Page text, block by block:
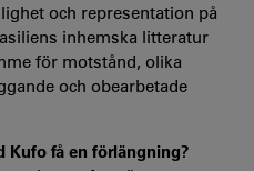
och representation på
inhemska litteratur
för motstånd, olika
och obearbetade
få en förlängning?